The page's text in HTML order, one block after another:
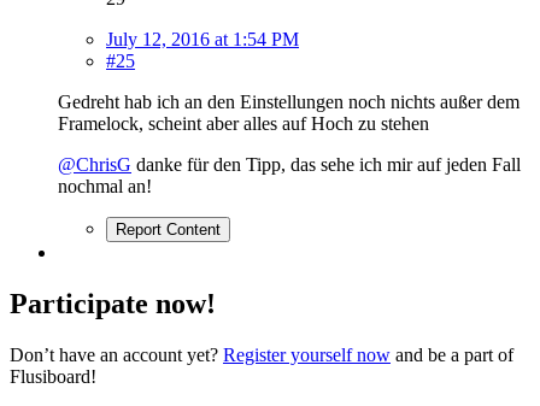
July 12, 2016 at 1:54 PM
#25
Gedreht hab ich an den Einstellungen noch nichts außer dem
Framelock, scheint aber alles auf Hoch zu stehen
@ChrisG danke für den Tipp, das sehe ich mir auf jeden Fall
nochmal an!
Report Content
Participate now!
Don’t have an account yet? Register yourself now and be a part of
Flusiboard!